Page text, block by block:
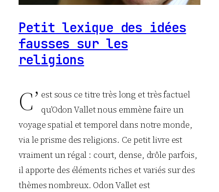
Petit lexique des idées
fausses sur les
religions
C’ est sous ce titre très long et très factuel
qu’Odon Vallet nous emmène faire un
voyage spatial et temporel dans notre monde,
via le prisme des religions. Ce petit livre est
vraiment un régal : court, dense, drôle parfois,
il apporte des éléments riches et variés sur des
thèmes nombreux. Odon Vallet est